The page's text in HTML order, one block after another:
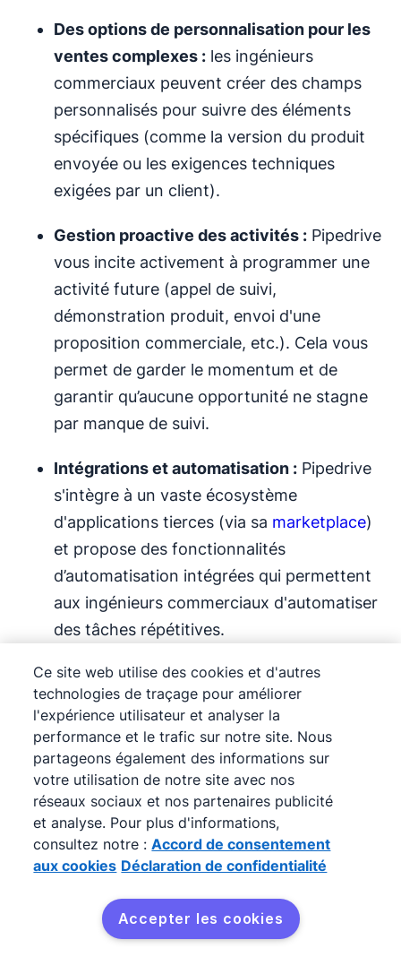
Des options de personnalisation pour les
ventes complexes : les ingénieurs
commerciaux peuvent créer des champs
personnalisés pour suivre des éléments
spécifiques (comme la version du produit
envoyée ou les exigences techniques
exigées par un client).
Gestion proactive des activités : Pipedrive
vous incite activement à programmer une
activité future (appel de suivi,
démonstration produit, envoi d'une
proposition commerciale, etc.). Cela vous
permet de garder le momentum et de
garantir qu’aucune opportunité ne stagne
par manque de suivi.
Intégrations et automatisation : Pipedrive
s'intègre à un vaste écosystème
d'applications tierces (via sa marketplace)
et propose des fonctionnalités
d’automatisation intégrées qui permettent
aux ingénieurs commerciaux d'automatiser
des tâches répétitives.
Des rapports personnalisés et des
prévisions des ventesprécises :
vous aide à créer des rapports
personnalisés mis à jour en temps réel pour
vous permettre de suivre précisément vos
performances. De plus, le CRM vous donne
les outils nécessaires pour établir des
prévisions précises qui vous aident à
êtes dans l’atteinte de vosobjectifs
commerciaux.
Ce site web utilise des cookies et d'autres
technologies de traçage pour améliorer
l'expérience utilisateur et analyser la
performance et le trafic sur notre site. Nous
partageons également des informations sur
votre utilisation de notre site avec nos
réseaux sociaux et nos partenaires publicité
et analyse. Pour plus d'informations,
consultez notre : Accord de consentement
aux cookies Déclaration de confidentialité
Accepter les cookies